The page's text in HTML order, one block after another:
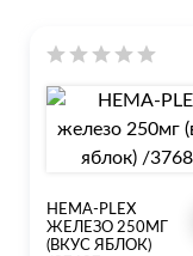
HEMA-PLEX
ЖЕЛЕЗО 250МГ
(ВКУС ЯБЛОК)